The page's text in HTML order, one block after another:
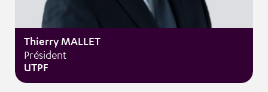
Thierry MALLET
Président
UTPF